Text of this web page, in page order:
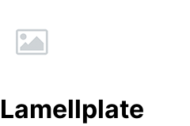
Lamellplate